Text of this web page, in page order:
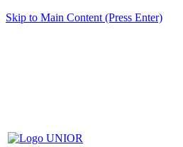
Skip to Main Content (Press Enter)